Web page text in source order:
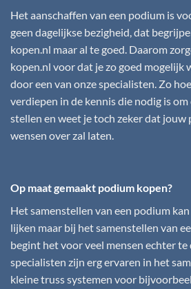
Het aanschaffen van een podium is
geen dagelijkse bezigheid, dat
kopen.nl maar al te goed. Daarom
kopen.nl voor dat je zo goed mogelijk
door een van onze specialisten. Zo
verdiepen in de kennis die nodig is
stellen en weet je toch zeker dat jouw
wensen over zal laten.
Op maat gemaakt podium kopen?
Het samenstellen van een podium
lijken maar bij het samenstellen van
begint het voor veel mensen echter
specialisten zijn erg ervaren in het
kleine truss systemen voor